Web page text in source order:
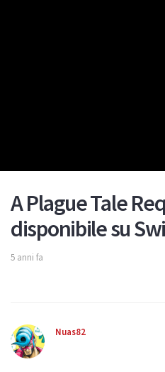
A Plague Tale
disponibile su
5 anni fa
Nuas82